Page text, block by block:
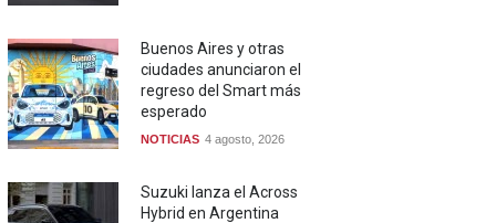
Buenos Aires y otras
ciudades anunciaron el
regreso del Smart más
esperado
NOTICIAS 4 agosto, 2026
Suzuki lanza el Across
Hybrid en Argentina